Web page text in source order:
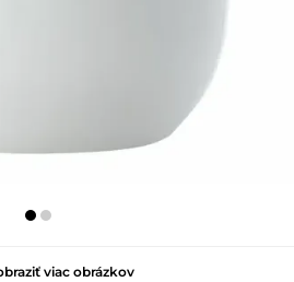
viac obrázkov